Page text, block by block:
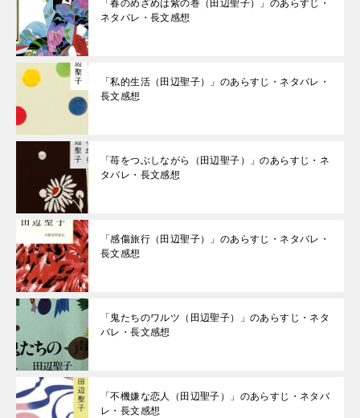
「春のめざめは紫の巻（田辺聖子）」のあらすじ・
ネタバレ・長文感想
「私的生活（田辺聖子）」のあらすじ・ネタバレ・
長文感想
「苺をつぶしながら（田辺聖子）」のあらすじ・ネ
タバレ・長文感想
「感傷旅行（田辺聖子）」のあらすじ・ネタバレ・
長文感想
「鬼たちのワルツ（田辺聖子）」のあらすじ・ネタ
バレ・長文感想
「不機嫌な恋人（田辺聖子）」のあらすじ・ネタバ
レ・長文感想